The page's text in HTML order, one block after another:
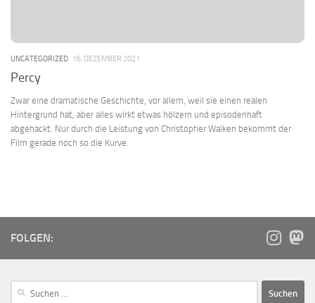
UNCATEGORIZED 16. DEZEMBER 2021
Percy
Zwar eine dramatische Geschichte, vor allem, weil sie einen realen
Hintergrund hat, aber alles wirkt etwas hölzern und episodenhaft
abgehackt. Nur durch die Leistung von Christopher Walken bekommt der
Film gerade noch so die Kurve.
FOLGEN: